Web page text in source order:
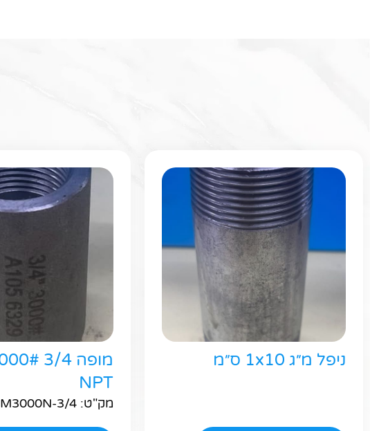
ניפל מ״ג 1x10 ס״מ
NPT
מק"ט: M3000N-3/4